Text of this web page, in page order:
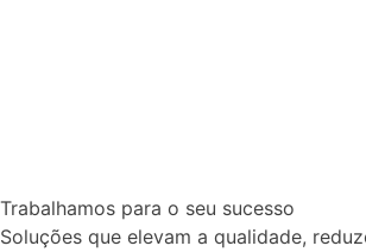
Trabalhamos para o seu sucesso
Soluções que elevam a qualidade,